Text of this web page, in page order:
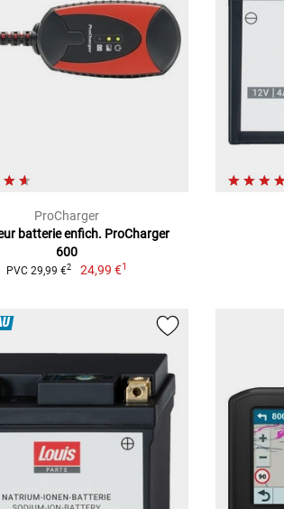
ProCharger
batterie enfich. ProCharger
600
PVC 29,99 €2 24,99 €1